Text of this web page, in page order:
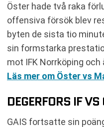
Öster hade två raka
offensiva försök blev
byten de sista tio
sin formstarka
mot IFK Norrköping
Läs mer om Öster vs
DEGERFORS IF
GAIS fortsatte sin